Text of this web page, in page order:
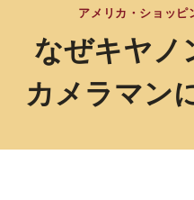
アメリカ・ショッピ
なぜキヤノ
カメラマン